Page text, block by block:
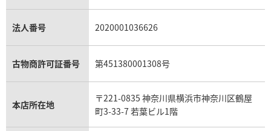
銀・シルバー買取
パラジウム買取
パライバトルマリン買取
キャッツアイ買取
ガーネット買取
アクアマリン買取
ヴァシュロン・コンスタンタン買取
オメガ買取
カルティエ買取
フランク ミュラー買取
リシャール・ミル買取
セリーヌ買取
プラダ買取
ダミアーニ買取
モーブッサン買取
法人番号 2020001036626
古物商許可証番号 第451380001308号
本店所在地
〒221-0835 神奈川県横浜市神奈川区鶴屋
町3-33-7 若葉ビル1階